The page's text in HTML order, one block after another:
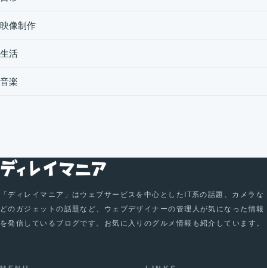
映像制作
生活
音楽
「ディレイマニア」はウェブサービスを中心としたIT系の話題、カメラな
どのガジェットの話題など、ウェブデザイナーの管理人が気になった情報
を発信しているブログです。お気に入りのグルメ情報も紹介しています。